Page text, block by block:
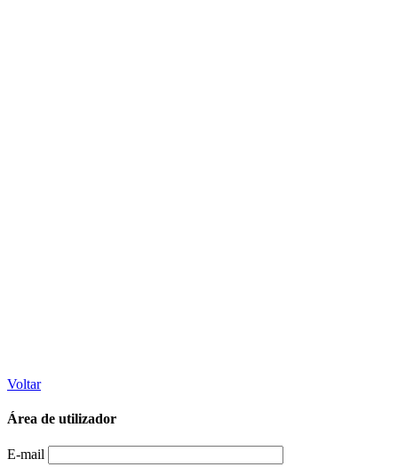
Voltar
Área de utilizador
E-mail